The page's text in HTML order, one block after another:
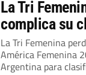
La Tri
complica su
La Tri Femenina
América Femenina
Argentina para